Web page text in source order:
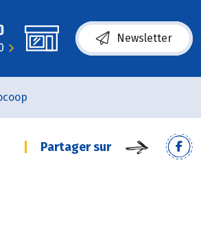
Newsletter
Partager sur